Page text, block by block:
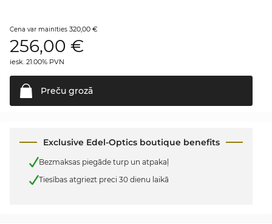
Cena var mainīties 320,00 €
256,00 €
iesk. 21.00% PVN
Preču grozā
Exclusive Edel-Optics boutique benefits
Bezmaksas piegāde turp un atpakaļ
Tiesības atgriezt preci 30 dienu laikā